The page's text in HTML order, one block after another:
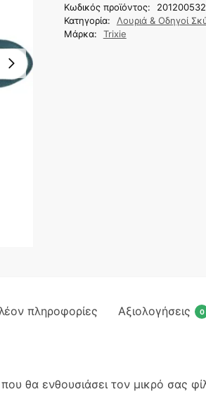
Κωδικός προϊόντος:
201200532
Κατηγορία:
Λουριά & Οδηγοί
Μάρκα:
Trixie
πληροφορίες Αξιολογήσεις 0
θα ενθουσιάσει τον μικρό σας